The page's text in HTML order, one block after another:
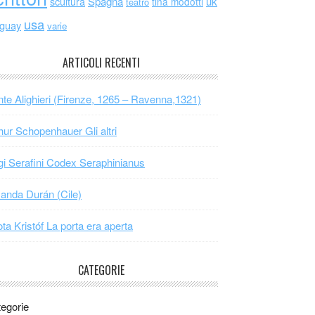
usa varie
ARTICOLI RECENTI
Alighieri (Firenze, 1265 – Ravenna,1321)
Schopenhauer Gli altri
Serafini Codex Seraphinianus
Durán (Cile)
Kristóf La porta era aperta
CATEGORIE